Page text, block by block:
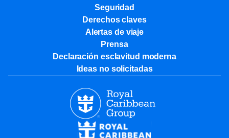
Seguridad
Derechos claves
Alertas de viaje
Prensa
Declaración esclavitud moderna
Ideas no solicitadas